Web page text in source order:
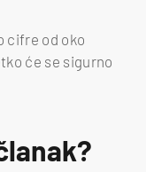
cifre od oko
će se sigurno